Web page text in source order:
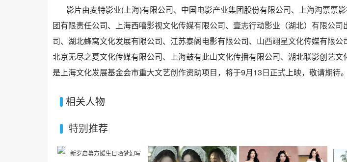
影片由麦特影业(上海)有限公司、中国电影产业集团股份有限公司、上海淘票票
团有限责任公司、上海西嘻影视文化传媒有限公司、壹志行动影业（湖北）有限公
司、湖北蜂窝文化发展有限公司、江苏泰阁电影有限公司、山西翊星文化传媒有限公
北京无尽之夏文化传媒有限公司、上海鼓有此山文化传播有限公司、湖北联影创艺
是上海文化发展基金会市重大文艺创作资助项目，将于9月13日正式上映，敬请期待。
相关人物
特别推荐